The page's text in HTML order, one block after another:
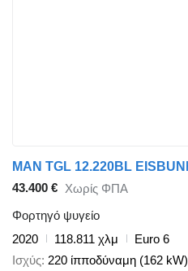
43.400 € Χωρίς ΦΠΑ
Φορτηγό ψυγείο
2020
118.811 χλμ
Euro 6
Ισχύς 220 ίπποδύναμη (162 kW)